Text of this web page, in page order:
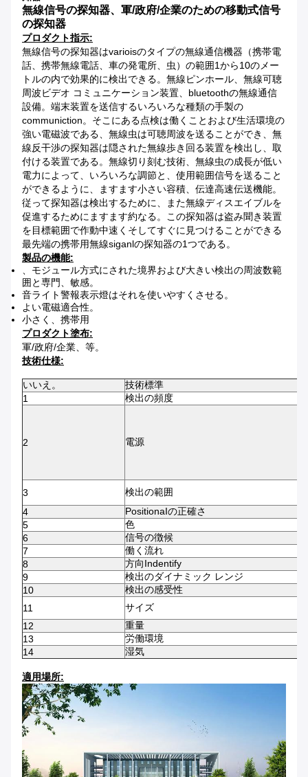
無線信号の探知器、軍/政府/企業のための移動式信号
の探知器
プロダクト指示:
無線信号の探知器はvarioisのタイプの無線通信機器（携帯電
話、携帯無線電話、車の発電所、虫）の範囲1から10のメー
トルの内で効果的に検出できる。無線ピンホール、無線可聴
周波ビデオ コミュニケーション装置、bluetoothの無線通信
設備。端末装置を送信するいろいろな種類の手製の
communiction。そこにある点検は働くことおよび生活環境の
強い電磁波である、無線虫は可聴周波を送ることができ、無
線反干渉の探知器は隠された無線歩き回る装置を検出し、取
付ける装置である。無線切り刻む技術、無線虫の成長が低い
電力によって、いろいろな調節と、使用範囲信号を送ること
ができるように、ますます小さい容積、伝達高速伝送機能。
従って探知器は検出するために、また無線ディスエイブルを
促進するためにますます約なる。この探知器は盗み聞き装置
を目標範囲で作動中速くそしてすぐに見つけることができる
最先端の携帯用無線siganlの探知器の1つである。
製品の機能:
、モジュール方式にされた境界および大きい検出の周波数範
囲と専門、敏感。
音ライト警報表示燈はそれを使いやすくさせる。
よい電磁適合性。
小さく、携帯用
プロダクト塗布:
軍/政府/企業、等。
技術仕様:
いいえ。
技術標準
1
検出の頻度
2 電源
3
検出の範囲
4
PositionaIの正確さ
5
色
6
信号の徴候
7
働く流れ
8
方向Indentify
9
検出のダイナミック レンジ
10
検出の感受性
11
サイズ
12
重量
13
労働環境
14
湿気
適用場所: